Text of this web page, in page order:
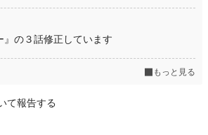
』の３話修正しています
もっと見る
て報告する